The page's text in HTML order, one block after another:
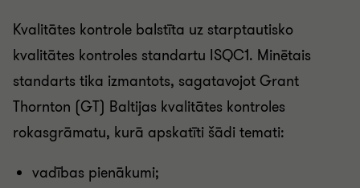
Kvalitātes kontrole balstīta uz starptautisko
kvalitātes kontroles standartu ISQC1. Minētais
standarts tika izmantots, sagatavojot Grant
Thornton (GT) Baltijas kvalitātes kontroles
rokasgrāmatu, kurā apskatīti šādi temati:
vadības pienākumi;